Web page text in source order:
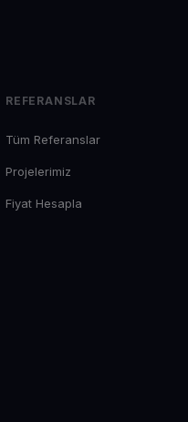
REFERANSLAR
Tüm Referanslar
Projelerimiz
Fiyat Hesapla